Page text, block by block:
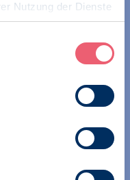
Nutzung der Dienste
und Psychologen in
der beruflichen
und Praxis für